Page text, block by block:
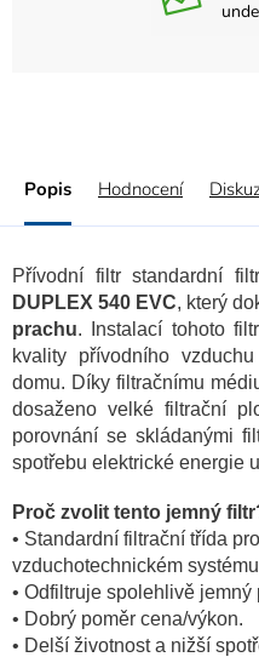
Popis Hodnocení
Přívodní filtr standardní
DUPLEX 540 EVC, který
prachu. Instalací tohoto
kvality přívodního
domu. Díky filtračnímu
dosaženo velké filtrační
porovnání se skládanými
spotřebu elektrické energie
Proč zvolit tento jemný
• Standardní filtrační třída
vzduchotechnickém
• Odfiltruje spolehlivě jemný
• Dobrý poměr cena/výkon.
• Delší životnost a nižší